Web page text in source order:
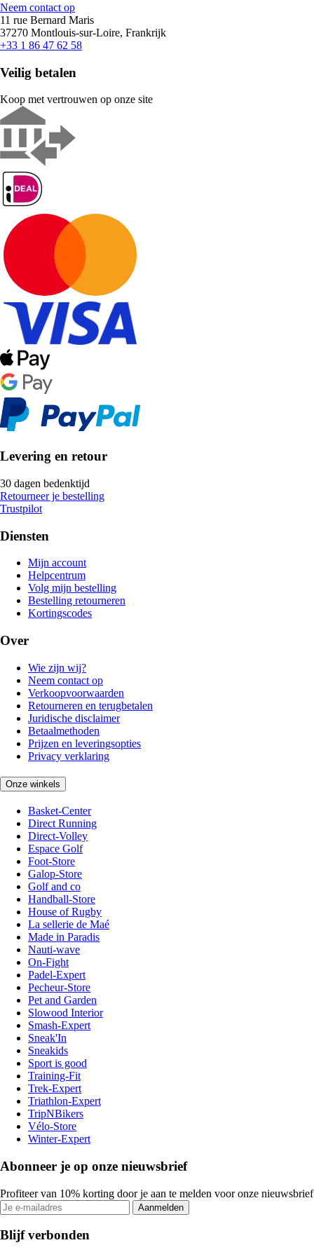
Neem contact op
11 rue Bernard Maris
37270 Montlouis-sur-Loire, Frankrijk
+33 1 86 47 62 58
Veilig betalen
Koop met vertrouwen op onze site
Levering en retour
30 dagen bedenktijd
Retourneer je bestelling
Trustpilot
Diensten
Mijn account
Helpcentrum
Volg mijn bestelling
Bestelling retourneren
Kortingscodes
Over
Wie zijn wij?
Neem contact op
Verkoopvoorwaarden
Retourneren en terugbetalen
Juridische disclaimer
Betaalmethoden
Prijzen en leveringsopties
Privacy verklaring
Onze winkels
Basket-Center
Direct Running
Direct-Volley
Espace Golf
Foot-Store
Galop-Store
Golf and co
Handball-Store
House of Rugby
La sellerie de Maé
Made in Paradis
Nauti-wave
On-Fight
Padel-Expert
Pecheur-Store
Pet and Garden
Slowood Interior
Smash-Expert
Sneak'In
Sneakids
Sport is good
Training-Fit
Trek-Expert
Triathlon-Expert
TripNBikers
Vélo-Store
Winter-Expert
Abonneer je op onze nieuwsbrief
Profiteer van 10% korting door je aan te melden voor onze nieuwsbrief
Aanmelden
Blijf verbonden